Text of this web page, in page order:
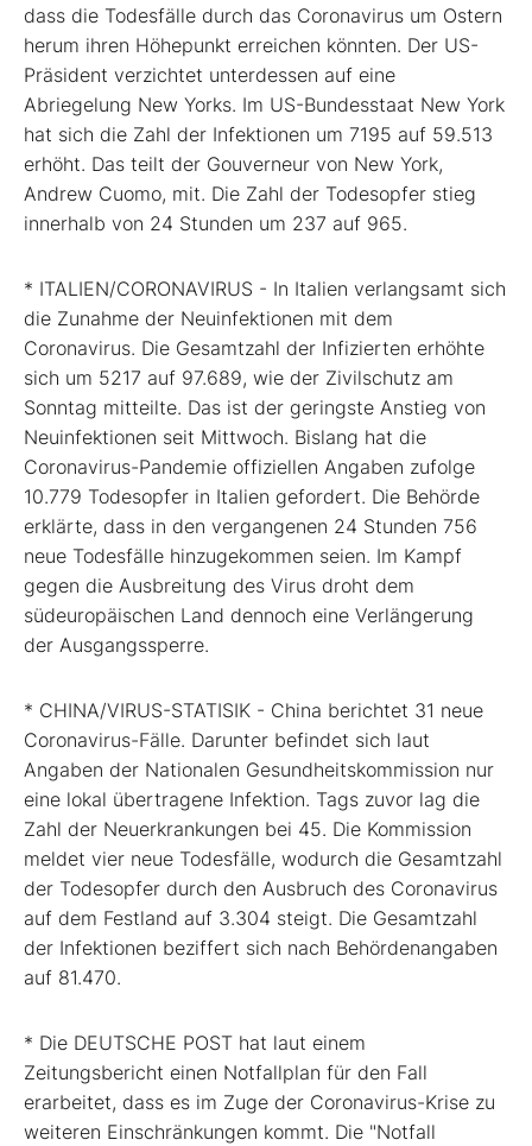
dass die Todesfälle durch das Coronavirus um Ostern
herum ihren Höhepunkt erreichen könnten. Der US-
Präsident verzichtet unterdessen auf eine
Abriegelung New Yorks. Im US-Bundesstaat New York
hat sich die Zahl der Infektionen um 7195 auf 59.513
erhöht. Das teilt der Gouverneur von New York,
Andrew Cuomo, mit. Die Zahl der Todesopfer stieg
innerhalb von 24 Stunden um 237 auf 965.
* ITALIEN/CORONAVIRUS - In Italien verlangsamt sich
die Zunahme der Neuinfektionen mit dem
Coronavirus. Die Gesamtzahl der Infizierten erhöhte
sich um 5217 auf 97.689, wie der Zivilschutz am
Sonntag mitteilte. Das ist der geringste Anstieg von
Neuinfektionen seit Mittwoch. Bislang hat die
Coronavirus-Pandemie offiziellen Angaben zufolge
10.779 Todesopfer in Italien gefordert. Die Behörde
erklärte, dass in den vergangenen 24 Stunden 756
neue Todesfälle hinzugekommen seien. Im Kampf
gegen die Ausbreitung des Virus droht dem
südeuropäischen Land dennoch eine Verlängerung
der Ausgangssperre.
* CHINA/VIRUS-STATISIK - China berichtet 31 neue
Coronavirus-Fälle. Darunter befindet sich laut
Angaben der Nationalen Gesundheitskommission nur
eine lokal übertragene Infektion. Tags zuvor lag die
Zahl der Neuerkrankungen bei 45. Die Kommission
meldet vier neue Todesfälle, wodurch die Gesamtzahl
der Todesopfer durch den Ausbruch des Coronavirus
auf dem Festland auf 3.304 steigt. Die Gesamtzahl
der Infektionen beziffert sich nach Behördenangaben
auf 81.470.
* Die DEUTSCHE POST hat laut einem
Zeitungsbericht einen Notfallplan für den Fall
erarbeitet, dass es im Zuge der Coronavirus-Krise zu
weiteren Einschränkungen kommt. Die "Notfall